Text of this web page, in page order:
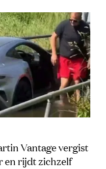
Vantage vergist
en rijdt zichzelf